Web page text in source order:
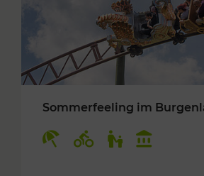
Sommerfeeling im